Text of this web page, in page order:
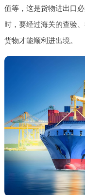
值等，这是货物进出口
时，要经过海关的查验
货物才能顺利进出境。